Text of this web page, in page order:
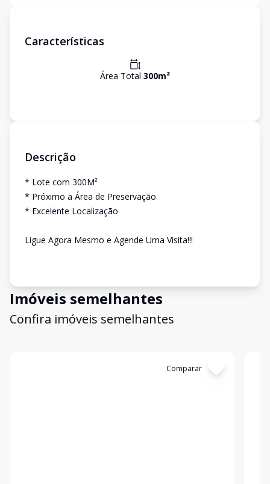
Características
Área Total 300m²
Descrição
* Lote com 300M²
* Próximo a Área de Preservação
* Excelente Localização
Ligue Agora Mesmo e Agende Uma Visita!!!
Imóveis semelhantes
Confira imóveis semelhantes
Comparar